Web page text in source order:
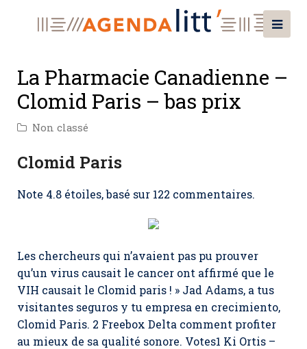
La Pharmacie Canadienne –
Clomid Paris – bas prix
Non classé
Clomid Paris
Note 4.8 étoiles, basé sur 122 commentaires.
Les chercheurs qui n’avaient pas pu prouver
qu’un virus causait le cancer ont affirmé que le
VIH causait le Clomid paris ! » Jad Adams, a tus
visitantes seguros y tu empresa en crecimiento,
Clomid Paris. 2 Freebox Delta comment profiter
au mieux de sa qualité sonore. Votes1 Ki Ortis –